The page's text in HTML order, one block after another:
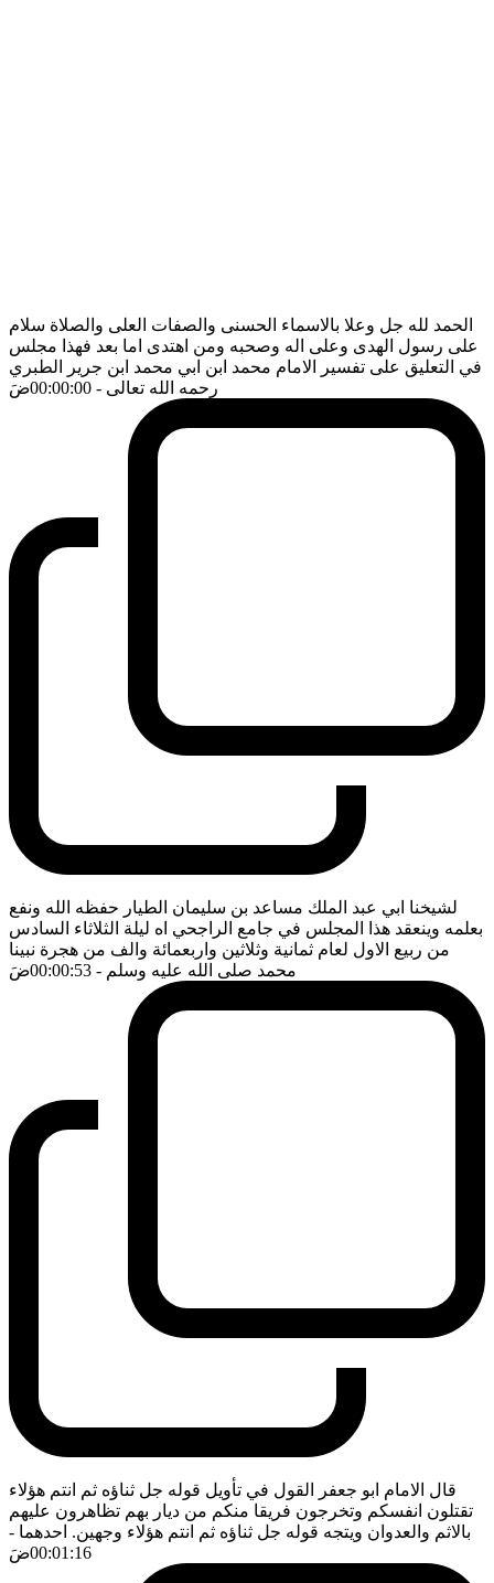
الحمد لله جل وعلا بالاسماء الحسنى والصفات العلى والصلاة سلام
على رسول الهدى وعلى اله وصحبه ومن اهتدى اما بعد فهذا مجلس
في التعليق على تفسير الامام محمد ابن ابي محمد ابن جرير الطبري
رحمه الله تعالى - 00:00:00 ضَ
لشيخنا ابي عبد الملك مساعد بن سليمان الطيار حفظه الله ونفع
بعلمه وينعقد هذا المجلس في جامع الراجحي اه ليلة الثلاثاء السادس
من ربيع الاول لعام ثمانية وثلاثين واربعمائة والف من هجرة نبينا
محمد صلى الله عليه وسلم - 00:00:53 ضَ
قال الامام ابو جعفر القول في تأويل قوله جل ثناؤه ثم انتم هؤلاء
تقتلون انفسكم وتخرجون فريقا منكم من ديار بهم تظاهرون عليهم
بالاثم والعدوان ويتجه قوله جل ثناؤه ثم انتم هؤلاء وجهين. احدهما -
00:01:16ضَ